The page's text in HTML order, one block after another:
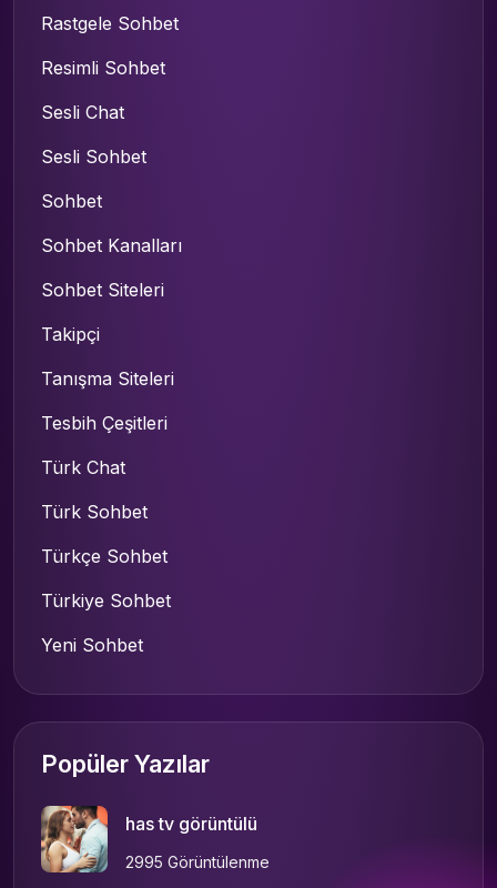
Rastgele Sohbet
Resimli Sohbet
Sesli Chat
Sesli Sohbet
Sohbet
Sohbet Kanalları
Sohbet Siteleri
Takipçi
Tanışma Siteleri
Tesbih Çeşitleri
Türk Chat
Türk Sohbet
Türkçe Sohbet
Türkiye Sohbet
Yeni Sohbet
Popüler Yazılar
has tv görüntülü
2995 Görüntülenme